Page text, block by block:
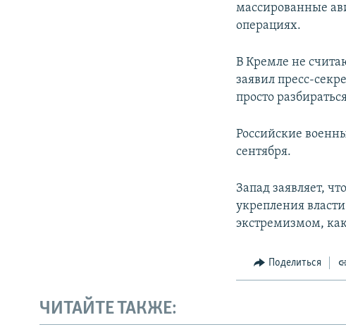
массированные
операциях.
В Кремле не
заявил пресс-
просто
Российские
сентября.
Запад заявляет,
укрепления
экстремизмом,
Поделиться
ЧИТАЙТЕ ТАКЖЕ: